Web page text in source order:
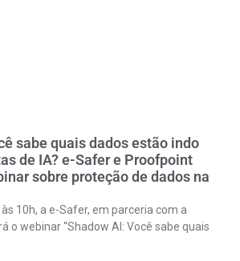
sabe quais dados estão indo
de IA? e-Safer e Proofpoint
sobre proteção de dados na
às 10h, a e-Safer, em parceria com a
o webinar “Shadow AI: Você sabe quais